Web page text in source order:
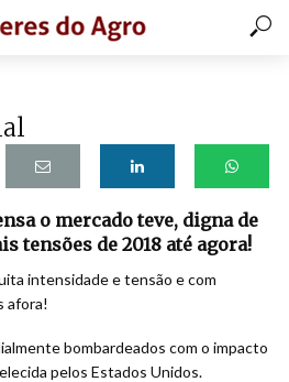
o mercado teve, digna de
tensões de 2018 até agora!
intensidade e tensão e com
afora!
bombardeados com o impacto
pelos Estados Unidos.